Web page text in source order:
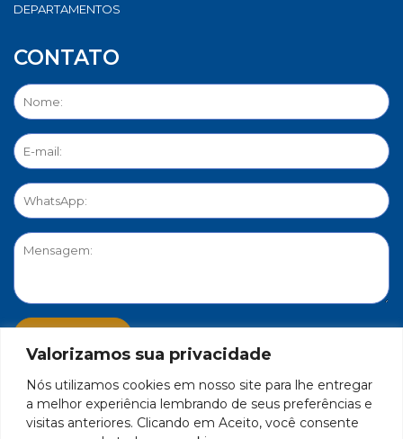
Valorizamos sua privacidade
Nós utilizamos cookies em nosso site para lhe entregar
a melhor experiência lembrando de seus preferências e
visitas anteriores. Clicando em Aceito, você consente
DEPARTAMENTOS
CONTATO
PORTAL DE PRIVACIDADE